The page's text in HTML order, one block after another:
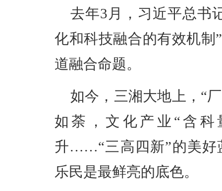
去年3月， 习近平总书
化和科技融合的有效机制
道融合命题。
如今，三湘大地上，“
如荼，文化产业“含
升……“三高四新”的美好
乐民是最鲜亮的底色。